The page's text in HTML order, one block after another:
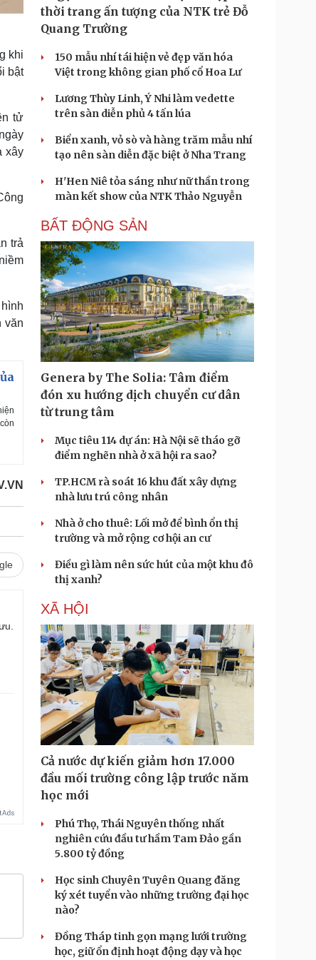
khi
bật
tử
xây
trả
văn
thời trang ấn tượng của NTK trẻ Đỗ
Quang Trường
150 mẫu nhí tái hiện vẻ đẹp văn hóa
Việt trong không gian phố cổ Hoa Lư
Lương Thùy Linh, Ý Nhi làm vedette
trên sàn diễn phủ 4 tấn lúa
Biển xanh, vỏ sò và hàng trăm mẫu nhí
tạo nên sàn diễn đặc biệt ở Nha Trang
H'Hen Niê tỏa sáng như nữ thần trong
màn kết show của NTK Thảo Nguyễn
BẤT ĐỘNG SẢN
Genera by The Solia: Tâm điểm
đón xu hướng dịch chuyển cư dân
từ trung tâm
Mục tiêu 114 dự án: Hà Nội sẽ tháo gỡ
điểm nghẽn nhà ở xã hội ra sao?
TP.HCM rà soát 16 khu đất xây dựng
nhà lưu trú công nhân
Nhà ở cho thuê: Lối mở để bình ổn thị
trường và mở rộng cơ hội an cư
Điều gì làm nên sức hút của một khu đô
thị xanh?
XÃ HỘI
Cả nước dự kiến giảm hơn 17.000
đầu mối trường công lập trước năm
học mới
Phú Thọ, Thái Nguyên thống nhất
nghiên cứu đầu tư hầm Tam Đảo gần
5.800 tỷ đồng
Học sinh Chuyên Tuyên Quang đăng
ký xét tuyển vào những trường đại học
nào?
Đồng Tháp tinh gọn mạng lưới trường
học, giữ ổn định hoạt động dạy và học